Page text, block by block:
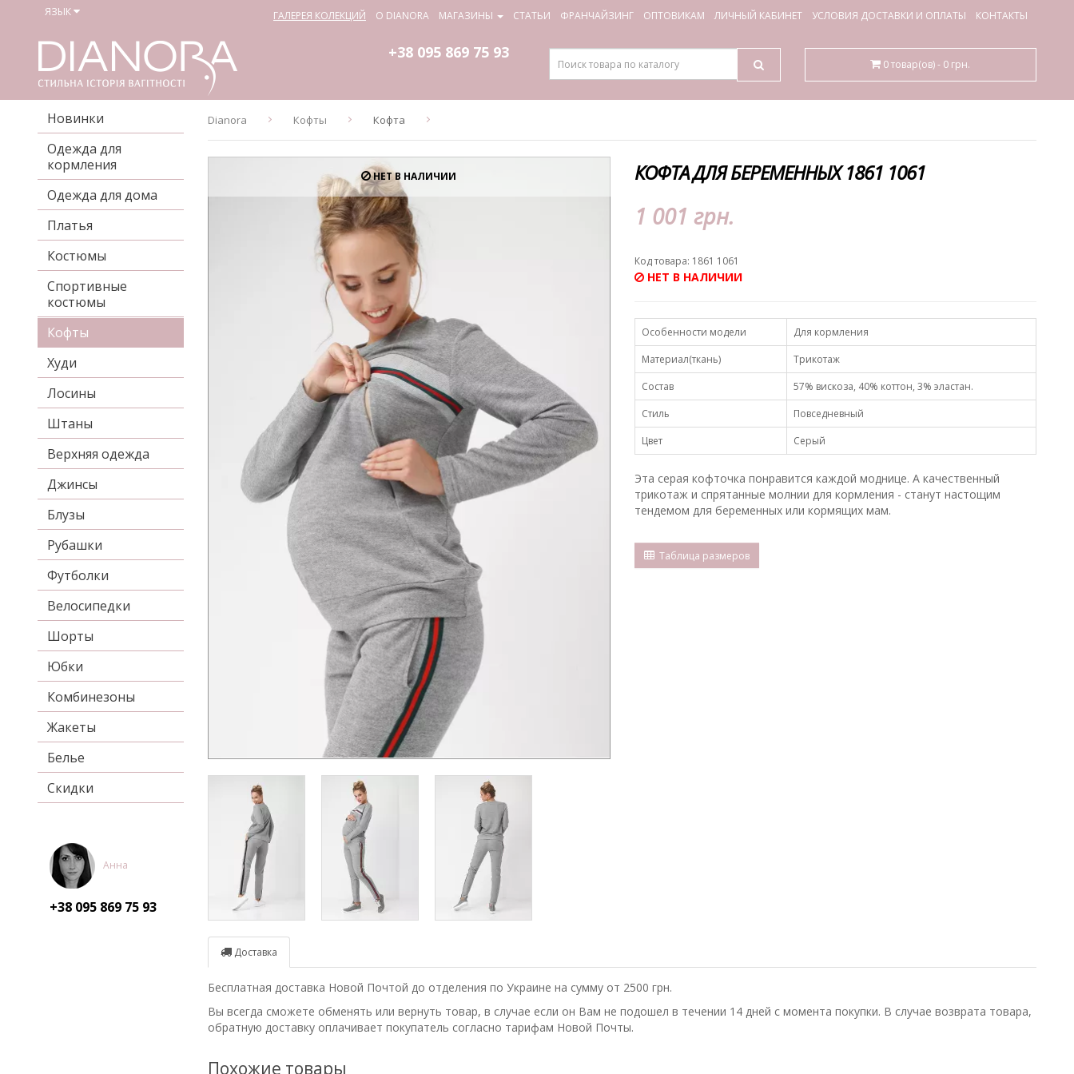
ЯЗЫК ГАЛЕРЕЯ КОЛЕКЦИЙ О DIANORA МАГАЗИНЫ СТАТЬИ ФРАНЧАЙЗИНГ ОПТОВИКАМ ЛИЧНЫЙ КАБИНЕТ УСЛОВИЯ ДОСТАВКИ И ОПЛАТЫ КОНТАКТЫ
+38 095 869 75 93
0 товар(ов) - 0 грн.
Новинки
Одежда для
кормления
Одежда для дома
Платья
Костюмы
Спортивные
костюмы
Кофты
Худи
Лосины
Штаны
Верхняя одежда
Джинсы
Блузы
Рубашки
Футболки
Велосипедки
Шорты
Юбки
Комбинезоны
Жакеты
Белье
Скидки
Анна
+38 095 869 75 93
Dianora Кофты Кофта
НЕТ В НАЛИЧИИ КОФТА ДЛЯ БЕРЕМЕННЫХ 1861 1061
1 001 грн.
Код товара: 1861 1061
НЕТ В НАЛИЧИИ
Особенности модели
Для кормления
Материал(ткань)
Трикотаж
Состав
57% вискоза, 40% коттон, 3% эластан.
Стиль
Повседневный
Цвет
Серый
Эта серая кофточка понравится каждой моднице. А качественный
трикотаж и спрятанные молнии для кормления - станут настощим
тендемом для беременных или кормящих мам.
Таблица размеров
Доставка
Бесплатная доставка Новой Почтой до отделения по Украине на сумму от 2500 грн.
Вы всегда сможете обменять или вернуть товар, в случае если он Вам не подошел в течении 14 дней с момента покупки. В случае возврата товара,
обратную доставку оплачивает покупатель согласно тарифам Новой Почты.
Похожие товары